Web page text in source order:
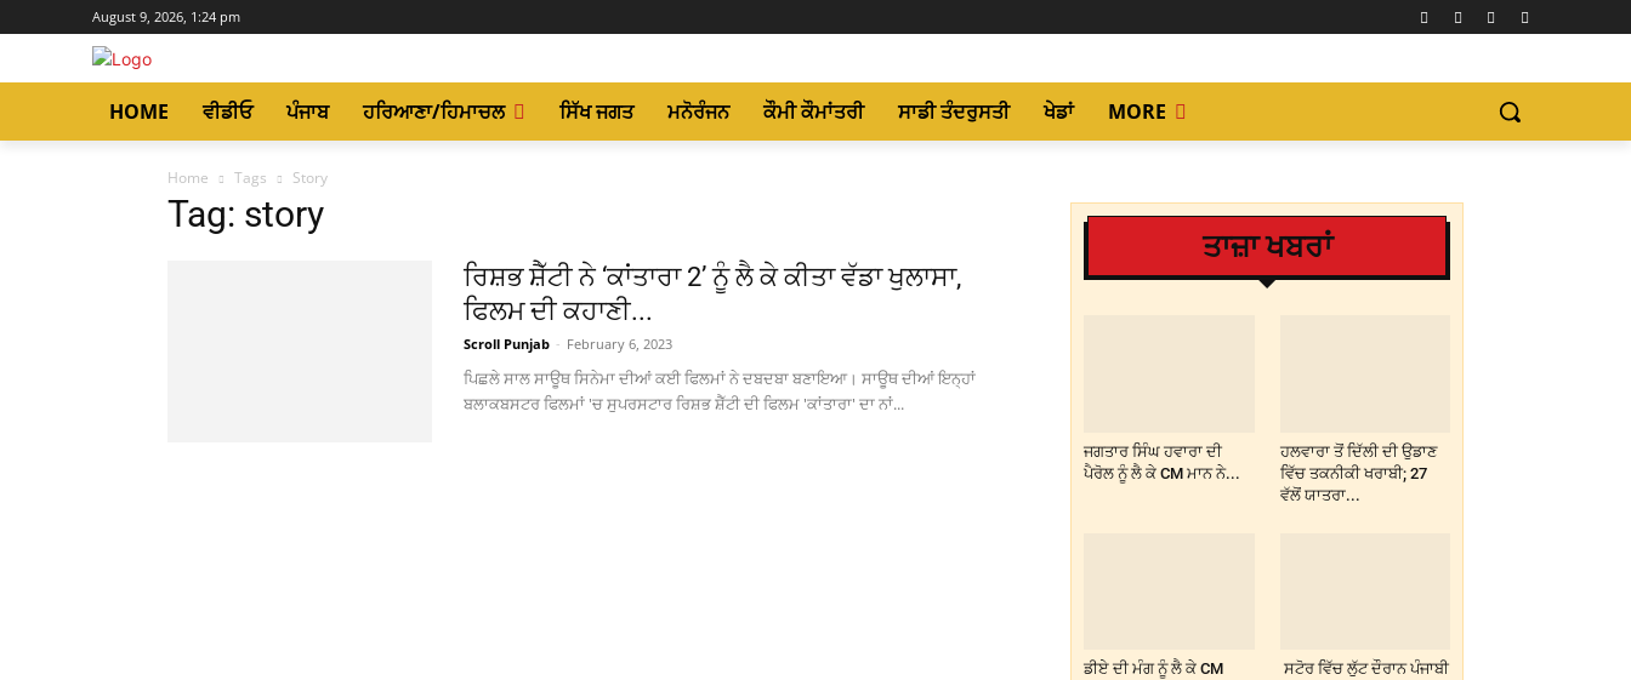
August 9, 2026, 1:24 pm
HOME ਵੀਡੀਓ ਪੰਜਾਬ ਹਰਿਆਣਾ/ਹਿਮਾਚਲ ਸਿੱਖ ਜਗਤ ਮਨੋਰੰਜਨ ਕੌਮੀ ਕੌਮਾਂਤਰੀ ਸਾਡੀ ਤੰਦਰੁਸਤੀ ਖੇਡਾਂ MORE
Home Tags Story
Tag: story
ਰਿਸ਼ਭ ਸ਼ੈੱਟੀ ਨੇ ‘ਕਾਂਤਾਰਾ 2’ ਨੂੰ ਲੈ ਕੇ ਕੀਤਾ ਵੱਡਾ ਖੁਲਾਸਾ,
ਫਿਲਮ ਦੀ ਕਹਾਣੀ...
Scroll Punjab - February 6, 2023
ਪਿਛਲੇ ਸਾਲ ਸਾਊਥ ਸਿਨੇਮਾ ਦੀਆਂ ਕਈ ਫਿਲਮਾਂ ਨੇ ਦਬਦਬਾ ਬਣਾਇਆ। ਸਾਊਥ ਦੀਆਂ ਇਨ੍ਹਾਂ
ਬਲਾਕਬਸਟਰ ਫਿਲਮਾਂ 'ਚ ਸੁਪਰਸਟਾਰ ਰਿਸ਼ਭ ਸ਼ੈੱਟੀ ਦੀ ਫਿਲਮ 'ਕਾਂਤਾਰਾ' ਦਾ ਨਾਂ...
ਤਾਜ਼ਾ ਖਬਰਾਂ
ਜਗਤਾਰ ਸਿੰਘ ਹਵਾਰਾ ਦੀ
ਪੈਰੋਲ ਨੂੰ ਲੈ ਕੇ CM ਮਾਨ ਨੇ...
ਹਲਵਾਰਾ ਤੋਂ ਦਿੱਲੀ ਦੀ ਉਡਾਣ
ਵਿੱਚ ਤਕਨੀਕੀ ਖਰਾਬੀ; 27
ਵੱਲੋਂ ਯਾਤਰਾ...
ਡੀਏ ਦੀ ਮੰਗ ਨੂੰ ਲੈ ਕੇ CM
ਸਟੋਰ ਵਿੱਚ ਲੁੱਟ ਦੌਰਾਨ ਪੰਜਾਬੀ